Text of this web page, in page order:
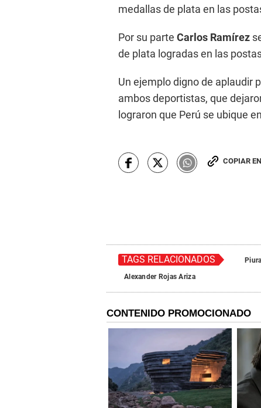
medallas de plata en las
Por su parte Carlos Ramírez
de plata logradas en las
Un ejemplo digno de aplaudir
ambos deportistas, que
lograron que Perú se ubique
COPIAR
TAGS RELACIONADOS Piura
Alexander Rojas Ariza